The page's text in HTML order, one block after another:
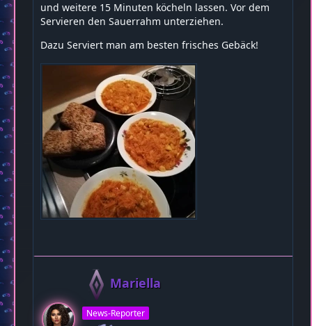
und weitere 15 Minuten köcheln lassen. Vor dem
Servieren den Sauerrahm unterziehen.
Dazu Serviert man am besten frisches Gebäck!
Mariella
News-Reporter